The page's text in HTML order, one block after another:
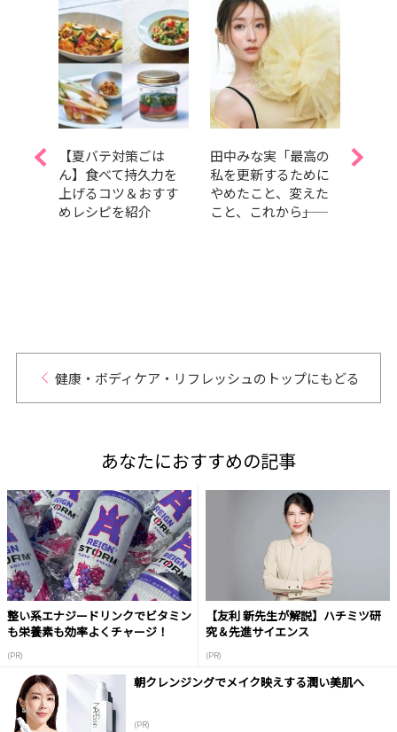
【夏バテ対策ごは
ん】食べて持久力を
上げるコツ＆おすす
めレシピを紹介
田中みな実「最高の
私を更新するために
やめたこと、変えた
こと、これから――」
レベ
健康・ボディケア・リフレッシュのトップにもどる
あなたにおすすめの記事
整い系エナジードリンクでビタミン
も栄養素も効率よくチャージ！
(PR)
【友利 新先生が解説】ハチミツ研
究＆先進サイエンス
(PR)
朝クレンジングでメイク映えする潤い美肌へ
(PR)